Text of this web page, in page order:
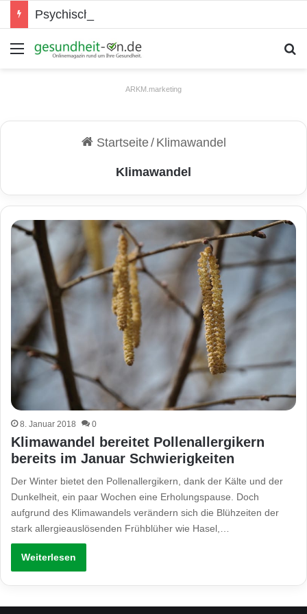
Psychische Gesundheit bei Jugendlichen
Menü
ARKM.marketing
Startseite/ Klimawandel
Klimawandel
8. Januar 2018 0
Klimawandel bereitet Pollenallergikern
bereits im Januar Schwierigkeiten
Der Winter bietet den Pollenallergikern, dank der Kälte und der
Dunkelheit, ein paar Wochen eine Erholungspause. Doch
aufgrund des Klimawandels verändern sich die Blühzeiten der
stark allergieauslösenden Frühblüher wie Hasel,…
Weiterlesen